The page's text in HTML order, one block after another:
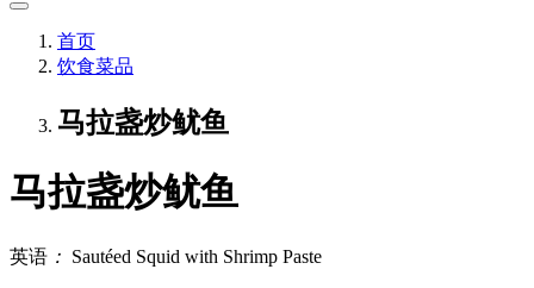
首页
饮食菜品
马拉盏炒鱿鱼
马拉盏炒鱿鱼
英语 ： Sautéed Squid with Shrimp Paste